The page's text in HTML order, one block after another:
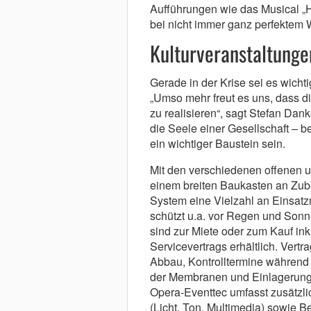
Aufführungen wie das Musical
bei nicht immer ganz perfektem
Gerade in der Krise sei es
„Umso mehr freut es uns, dass
zu realisieren“, sagt Stefan
die Seele einer Gesellschaft –
ein wichtiger Baustein sein.
Mit den verschiedenen offenen
einem breiten Baukasten an
System eine Vielzahl an
schützt u.a. vor Regen und
sind zur Miete oder zum Kauf
Servicevertrags erhältlich.
Abbau, Kontrolltermine
der Membranen und
Opera-Eventtec umfasst
(Licht, Ton, Multimedia) sowie